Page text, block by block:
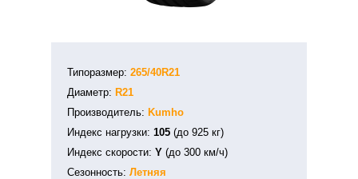
Типоразмер: 265/40R21
Диаметр: R21
Производитель: Kumho
Индекс нагрузки: 105 (до 925 кг)
Индекс скорости: Y (до 300 км/ч)
Сезонность: Летняя